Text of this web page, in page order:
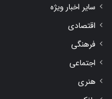
سایر اخبار ویژه
اقتصادی
فرهنگی
اجتماعی
هنری